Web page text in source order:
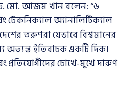
ড. মো. আজম খান বলেন: “৬
টেকনিক্যাল অ্যানালিটিক্যাল
তরুণরা যেভাবে বিশ্বমানের
অত্যন্ত ইতিবাচক একটি দিক।
প্রতিযোগীদের চোখে-মুখে দারুণ